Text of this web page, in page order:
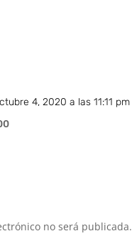
4, 2020 a las 11:11 pm
no será publicada.